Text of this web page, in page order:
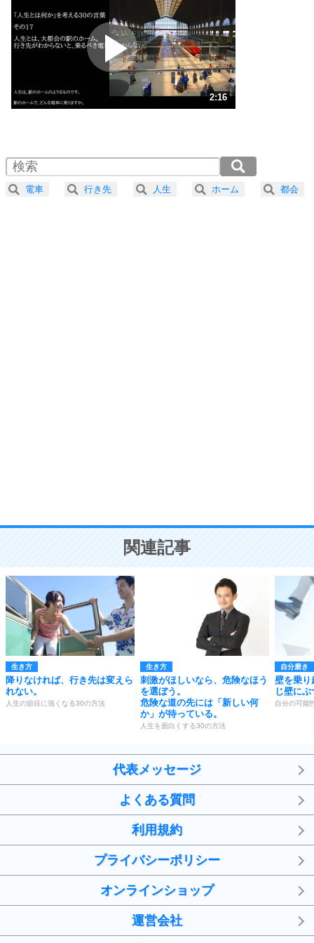
プラス思考
ポジティブになれない原因は、行動しないから。
ポジティブ思考になる30の方法
ストレス対策
人生、なんとかなるもの。
気楽に生きる30の方法
4 器の大きい人は、怒りを優しさで表現する。
ことが大切。
2:16
2.0倍速 （268KB 1分8秒）
2.5倍速 （214KB 54秒）
3.0倍速 （179KB 45秒）
電車 行き先 人生 ホーム 都会
関連記事
生き方
降りなければ、行き先は変えら
れない。
人生の節目に強くなる30の方法
生き方
刺激がほしいなら、危険なほう
を選ぼう。
危険な道の先には「新しい何
か」が待っている。
人生を面白くする30の方法
自分磨き
壁を乗り
じ壁に
自分の可能
代表メッセージ
よくある質問
利用規約
プライバシーポリシー
オンラインショップ
運営会社